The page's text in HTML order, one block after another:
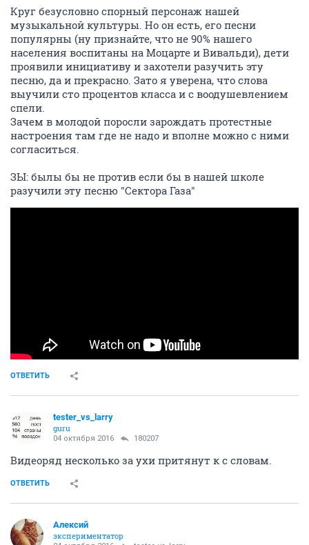
Круг безусловно спорный персонаж нашей
музыкальной культуры. Но он есть, его песни
популярны (ну признайте, что не 90% нашего
населения воспитаны на Моцарте и Вивальди), дети
проявили инициативу и захотели разучить эту
песню, да и прекрасно. Зато я уверена, что слова
выучили сто процентов класса и с воодушевлением
спели.
Зачем в молодой поросли зарождать протестные
настроения там где не надо и вполне можно с ними
согласиться.
ЗЫ: былы бы не против если бы в нашей школе
разучили эту песню "Сектора Газа"
ОТВЕТИТЬ
tester_vs_larry
guru
04 октября 2016 180207
Видеоряд несколько за ухи притянут к с словам.
ОТВЕТИТЬ
Алексий
экспериментатор